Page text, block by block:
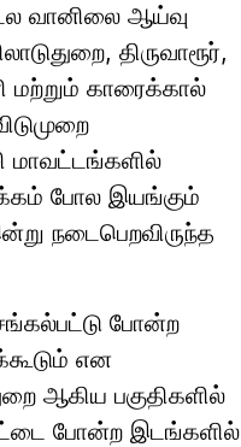
வானிலை ஆய்வு
திருவாரூர்,
மற்றும் காரைக்கால்
மாவட்டங்களில்
போல இயங்கும்
நடைபெறவிருந்த
போன்ற
என
ஆகிய பகுதிகளில்
போன்ற இடங்களில்